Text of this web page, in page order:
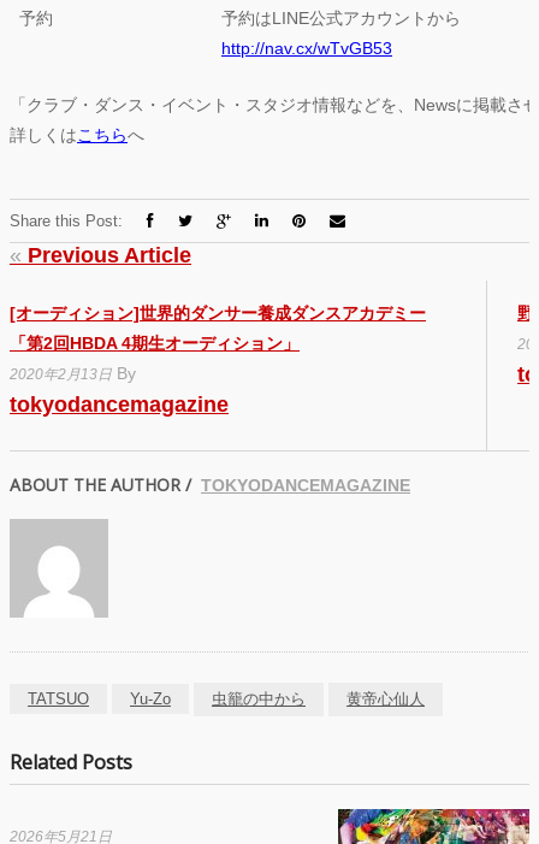
予約
予約はLINE公式アカウントから
http://nav.cx/wTvGB53
「クラブ・ダンス・イベント・スタジオ情報などを、Newsに掲載
詳しくはこちらへ
Share this Post:
« Previous Article
[オーディション]世界的ダンサー養成ダンスアカデミー
「第2回HBDA 4期生オーディション」
2020年2月13日 By
tokyodancemagazine
野
ABOUT THE AUTHOR / TOKYODANCEMAGAZINE
TATSUO Yu-Zo 虫籠の中から 黄帝心仙人
Related Posts
2026年5月21日